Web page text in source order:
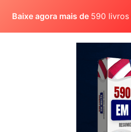
Baixe agora mais de 590 livros